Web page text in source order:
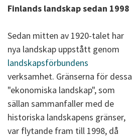
Finlands landskap sedan 1998
Sedan mitten av 1920-talet har
nya landskap uppstått genom
landskapsförbundens
verksamhet. Gränserna för dessa
"ekonomiska landskap", som
sällan sammanfaller med de
historiska landskapens gränser,
var flytande fram till 1998, då